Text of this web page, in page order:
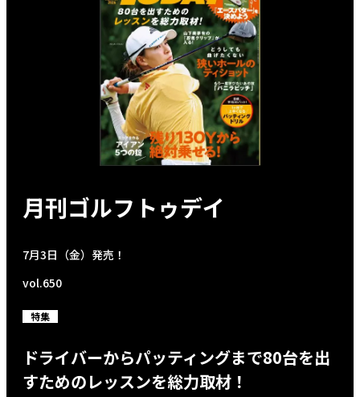
月刊ゴルフトゥデイ
7月3日（金）発売！
vol.650
特集
ドライバーからパッティングまで80台を出
すためのレッスンを総力取材！